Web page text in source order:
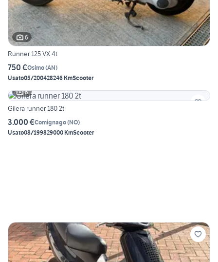
6
Runner 125 VX 4t
750 €Osimo(AN)
Usato05/200428246 KmScooter
6
Gilera runner 180 2t
3.000 €Comignago(NO)
Usato08/199829000 KmScooter